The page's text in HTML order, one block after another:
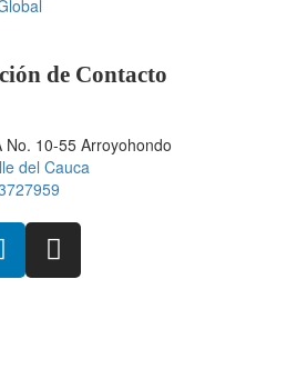
de Contacto
No. 10-55 Arroyohondo
del Cauca